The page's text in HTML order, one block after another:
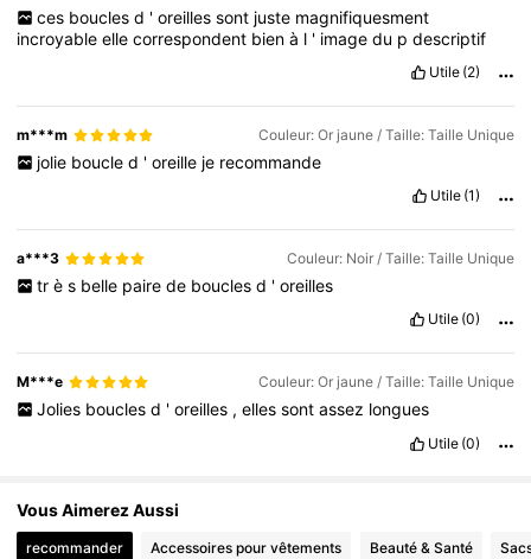
4,85 30K Suiveurs
ces boucles d ' oreilles sont juste magnifiquesment
incroyableellecorrespondent bienà l ' imagedu pdescriptif
Utile (2)
m***m Couleur: Or jaune / Taille: Taille Unique
jolie boucle d ' oreille je recommande
Utile (1)
a***3 Couleur: Noir / Taille: Taille Unique
tr è s belle paire de boucles d ' oreilles
Utile (0)
M***e Couleur: Or jaune / Taille: Taille Unique
Jolies boucles d ' oreilles , elles sont assez longues
Utile (0)
Vous Aimerez Aussi
recommander Accessoires pour vêtements Beauté & Santé